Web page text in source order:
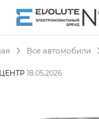
Все автомобили
ЦЕНТР·18.05.2026